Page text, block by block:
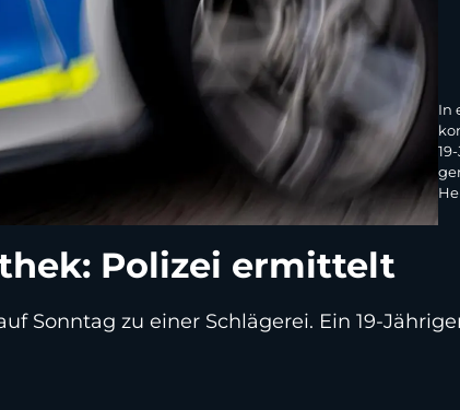
In
Polizei ermittelt
Sonntag zu einer Schlägerei. Ein 19-